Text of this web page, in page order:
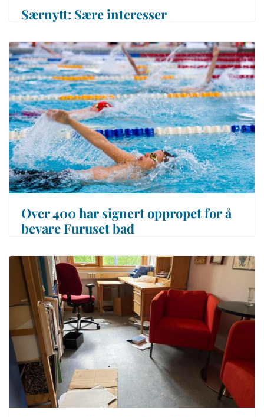
Særnytt: Sære interesser
Over 400 har signert oppropet for å
bevare Furuset bad